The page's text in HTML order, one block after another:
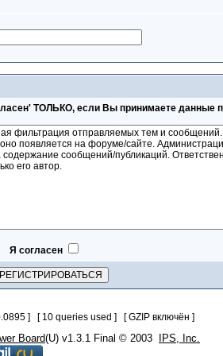
ТОЛЬКО, если Вы принимаете данные
Я согласен
] [ 10 queries used ] [ GZIP включён ]
Board(U) v1.3.1 Final © 2003 IPS, Inc.